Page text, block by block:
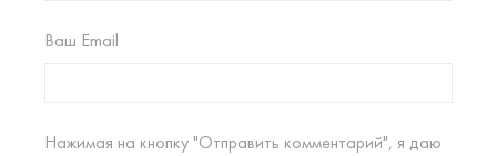
Ваш Email
Нажимая на кнопку "Отправить комментарий", я даю